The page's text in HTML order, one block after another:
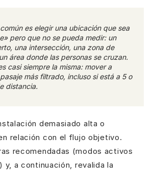
es elegir una ubicación que sea
pero que no se pueda medir: un
una intersección, una zona de
área donde las personas se cruzan.
casi siempre la misma: mover a
más filtrado, incluso si está a 5 o
distancia.
demasiado alta o
relación con el flujo objetivo.
recomendadas (modos activos
y, a continuación, revalida la